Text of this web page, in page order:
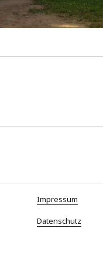
Impressum
Datenschutz